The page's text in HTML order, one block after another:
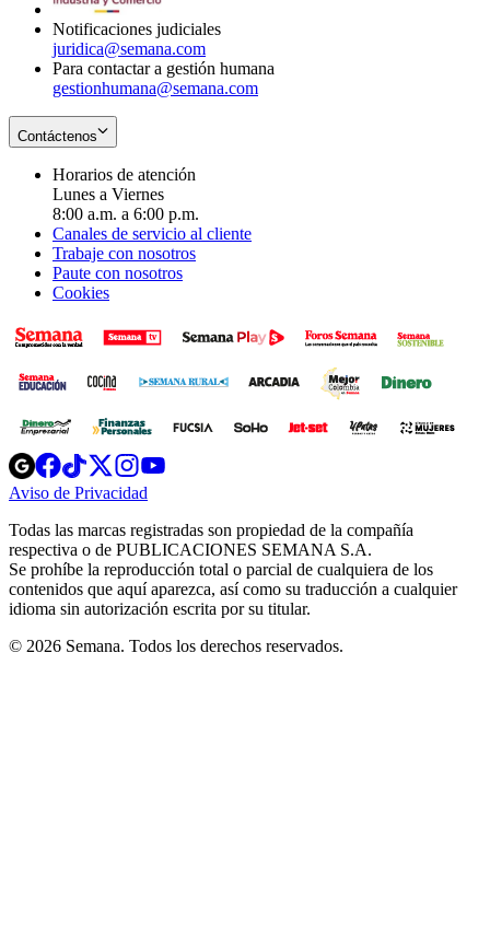
Notificaciones judiciales
juridica@semana.com
Para contactar a gestión humana
gestionhumana@semana.com
Contáctenos
Horarios de atención
Lunes a Viernes
8:00 a.m. a 6:00 p.m.
Canales de servicio al cliente
Trabaje con nosotros
Paute con nosotros
Cookies
Opens
in
new
Opens
in
new
Opens
in
new
window
Opens
new
windowwindow
Aviso de Privacidad
new
window
Todas las marcas registradas son propiedad de la compañía
respectiva o de PUBLICACIONES SEMANA S.A.
Se prohíbe la reproducción total o parcial de cualquiera de los
contenidos que aquí aparezca, así como su traducción a cualquier
idioma sin autorización escrita por su titular.
© 2026 Semana. Todos los derechos reservados.